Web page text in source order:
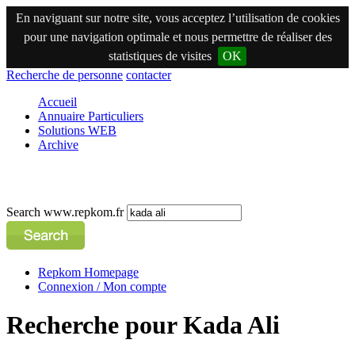
En naviguant sur notre site, vous acceptez l’utilisation de cookies
pour une navigation optimale et nous permettre de réaliser des
statistiques de visites
OK
Recherche de personne contacter
Accueil
Annuaire Particuliers
Solutions WEB
Archive
Search www.repkom.fr
Repkom Homepage
Connexion / Mon compte
Recherche pour Kada Ali